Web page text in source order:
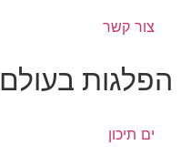
צור קשר
הפלגות בעולם
ים תיכון